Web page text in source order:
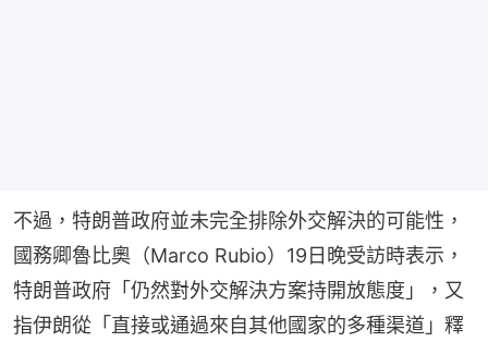
不過，特朗普政府並未完全排除外交解決的可能性，
國務卿魯比奧（Marco Rubio）19日晚受訪時表示，
特朗普政府「仍然對外交解決方案持開放態度」，又
指伊朗從「直接或通過來自其他國家的多種渠道」釋